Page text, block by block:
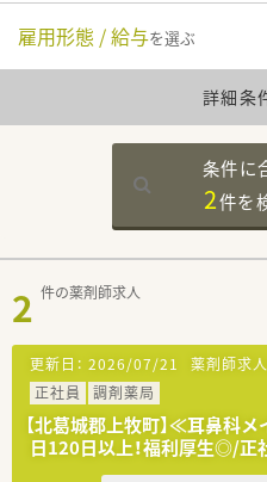
雇用形態 / 給与を選ぶ
詳細条
条件に
2件を
2 件の薬剤師求人
更新日： 2026/07/21 薬剤師求人
正社員
調剤薬局
【北葛城郡上牧町】≪耳鼻科
日120日以上！福利厚生◎/正